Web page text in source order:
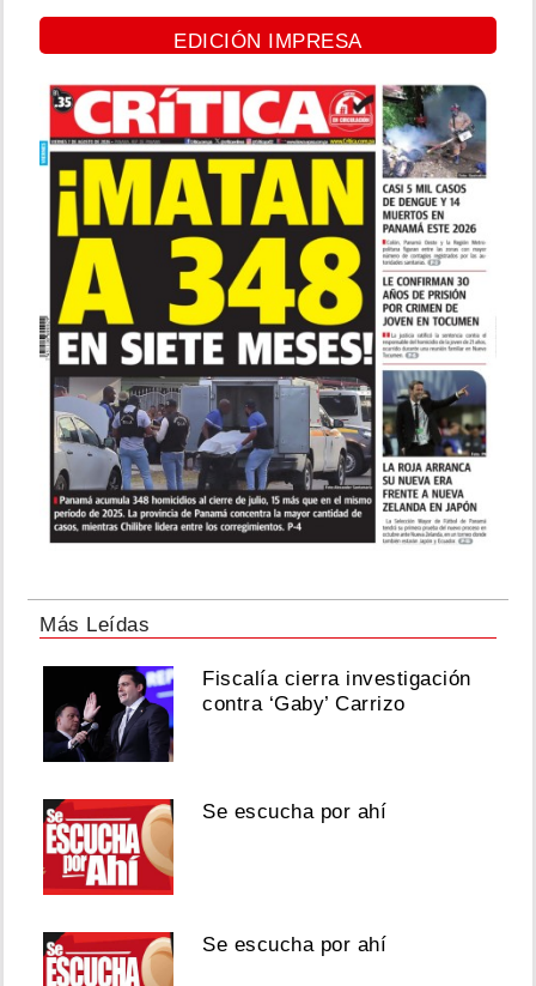
EDICIÓN IMPRESA
Más Leídas
Fiscalía cierra investigación
contra ‘Gaby’ Carrizo
Se escucha por ahí
Se escucha por ahí